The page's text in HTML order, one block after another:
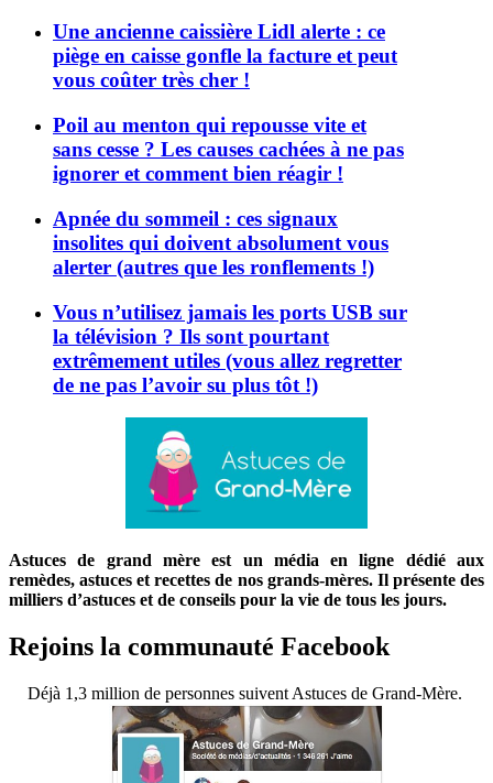
Une ancienne caissière Lidl alerte : ce
piège en caisse gonfle la facture et peut
vous coûter très cher !
Poil au menton qui repousse vite et
sans cesse ? Les causes cachées à ne pas
ignorer et comment bien réagir !
Apnée du sommeil : ces signaux
insolites qui doivent absolument vous
alerter (autres que les ronflements !)
Vous n’utilisez jamais les ports USB sur
la télévision ? Ils sont pourtant
extrêmement utiles (vous allez regretter
de ne pas l’avoir su plus tôt !)
Astuces de grand mère est un média en ligne dédié aux
remèdes, astuces et recettes de nos grands-mères. Il présente des
milliers d’astuces et de conseils pour la vie de tous les jours.
Rejoins la communauté Facebook
Déjà 1,3 million de personnes suivent Astuces de Grand-Mère.